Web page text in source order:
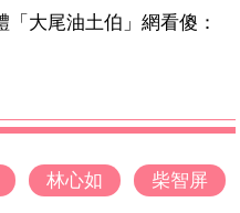
大尾油土伯」網看傻：
林心如 柴智屏